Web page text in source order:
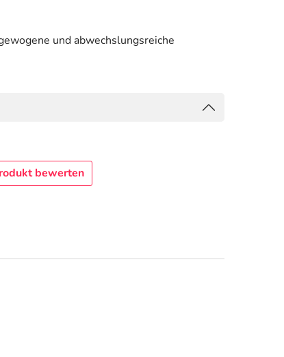
und abwechslungsreiche
bewerten